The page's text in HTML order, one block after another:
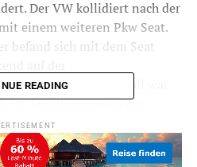
Der VW kollidiert nach der
einem weiteren Pkw Seat.
befand sich mit dem Seat
Auch dieser Aufprall war
im Anschluss gegen ein
Gevelsberger und die
den Unfall leicht verletzt.
READING